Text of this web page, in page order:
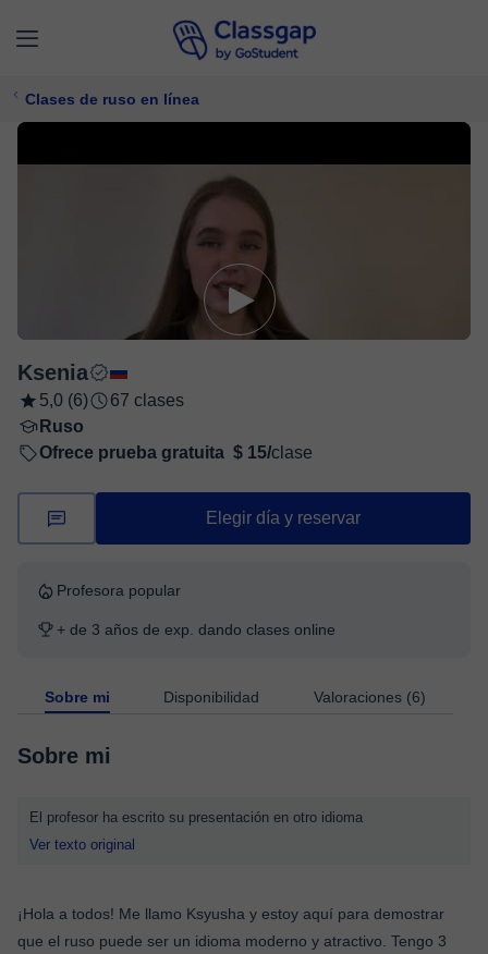
Clases de ruso en línea
Ksenia
5,0 (6)
67 clases
Ruso
Ofrece prueba gratuita $ 15/clase
Elegir día y reservar
Profesora popular
+ de 3 años de exp. dando clases online
Sobre mi Disponibilidad Valoraciones (6)
Sobre mi
El profesor ha escrito su presentación en otro idioma
Ver texto original
¡Hola a todos! Me llamo Ksyusha y estoy aquí para demostrar
que el ruso puede ser un idioma moderno y atractivo. Tengo 3